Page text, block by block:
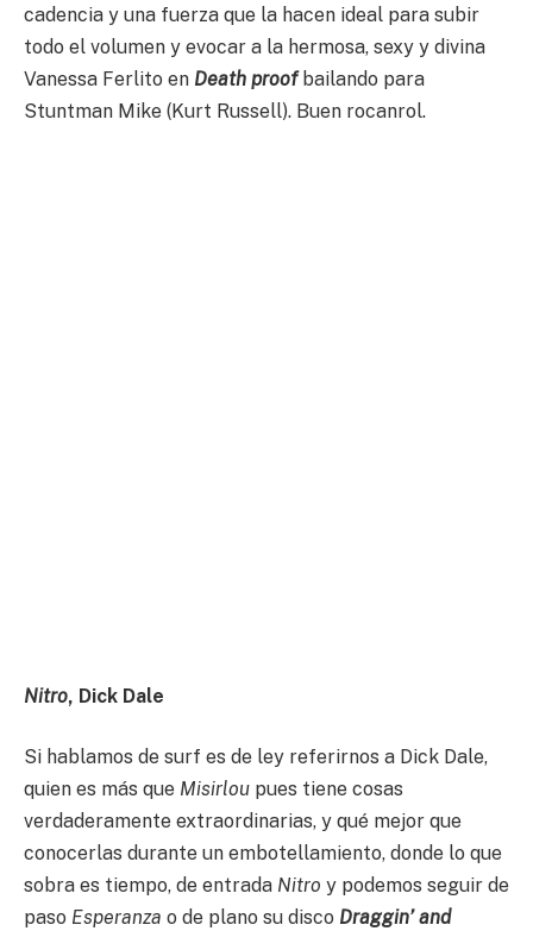
cadencia y una fuerza que la hacen ideal para subir
todo el volumen y evocar a la hermosa, sexy y divina
Vanessa Ferlito en Death proofbailando para
Stuntman Mike (Kurt Russell). Buen rocanrol.
Nitro, Dick Dale
Si hablamos de surf es de ley referirnos a Dick Dale,
quien es más que Misirlou pues tiene cosas
verdaderamente extraordinarias, y qué mejor que
conocerlas durante un embotellamiento, donde lo que
sobra es tiempo, de entrada Nitro y podemos seguir de
paso Esperanza o de plano su disco Draggin’ and